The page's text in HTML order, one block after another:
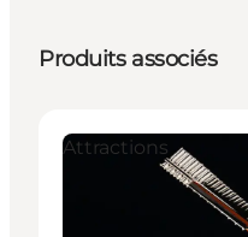
Produits associés
Attractions